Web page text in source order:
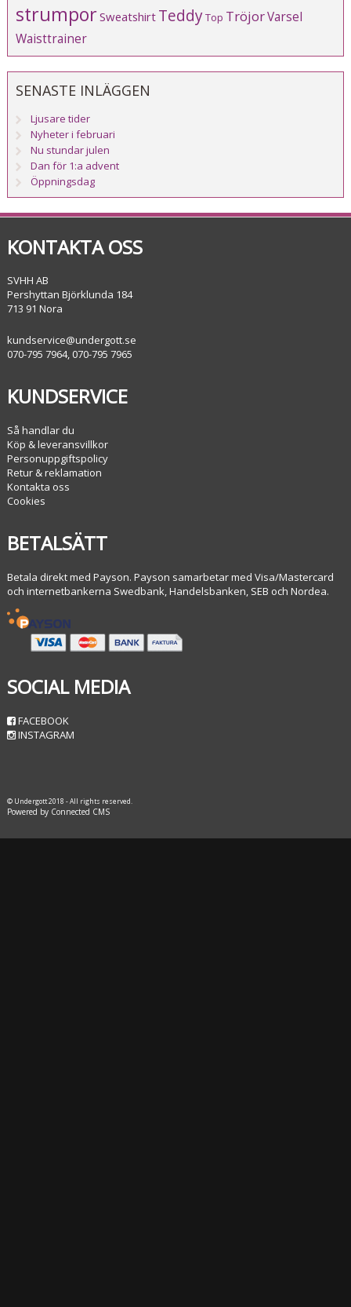
strumporSweatshirt TeddyTop TröjorVarsel
Waisttrainer
SENASTE INLÄGGEN
Ljusare tider
Nyheter i februari
Nu stundar julen
Dan för 1:a advent
Öppningsdag
KONTAKTA OSS
SVHH AB
Pershyttan Björklunda 184
713 91 Nora
kundservice@undergott.se
070-795 7964, 070-795 7965
KUNDSERVICE
Så handlar du
Köp & leveransvillkor
Personuppgiftspolicy
Retur & reklamation
Kontakta oss
Cookies
BETALSÄTT
Betala direkt med Payson. Payson samarbetar med Visa/Mastercard
och internetbankerna Swedbank, Handelsbanken, SEB och Nordea.
SOCIAL MEDIA
FACEBOOK
INSTAGRAM
© Undergott 2018 - All rights reserved.
Powered by Connected CMS